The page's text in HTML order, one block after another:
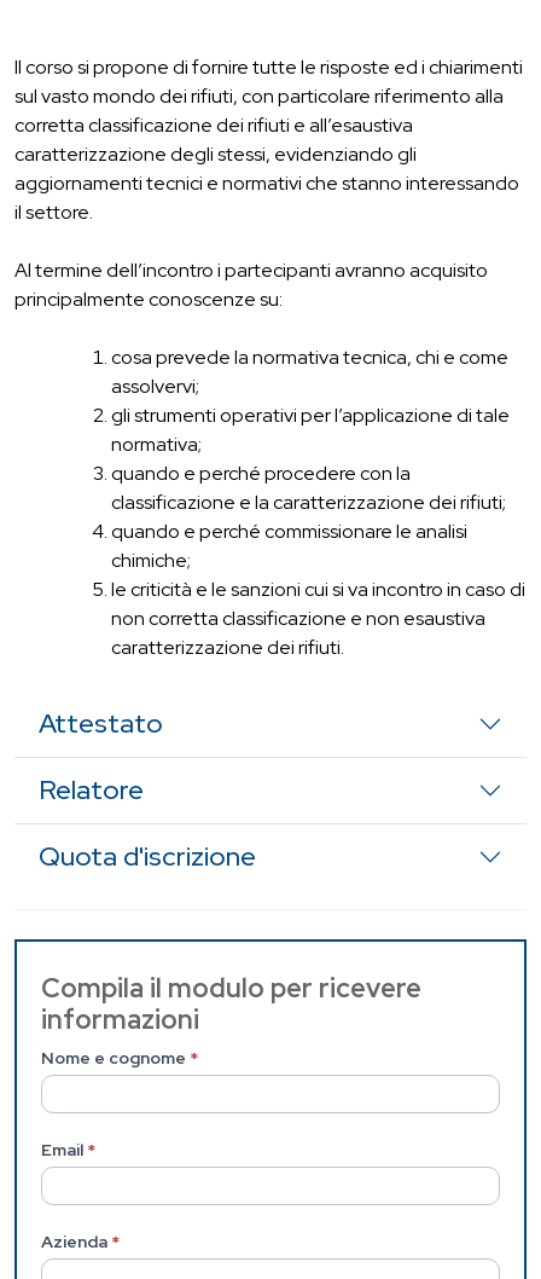
Il corso si propone di fornire tutte le risposte ed i chiarimenti
sul vasto mondo dei rifiuti, con particolare riferimento alla
corretta classificazione dei rifiuti e all’esaustiva
caratterizzazione degli stessi, evidenziando gli
aggiornamenti tecnici e normativi che stanno interessando
il settore.
Al termine dell’incontro i partecipanti avranno acquisito
principalmente conoscenze su:
cosa prevede la normativa tecnica, chi e come
assolvervi;
gli strumenti operativi per l’applicazione di tale
normativa;
quando e perché procedere con la
classificazione e la caratterizzazione dei rifiuti;
quando e perché commissionare le analisi
chimiche;
le criticità e le sanzioni cui si va incontro in caso di
non corretta classificazione e non esaustiva
caratterizzazione dei rifiuti.
Attestato
Relatore
Quota d'iscrizione
Contattaci
(Pagina
interna)
Compila il modulo per ricevere
informazioni
Nome e cognome *
Email *
Azienda *